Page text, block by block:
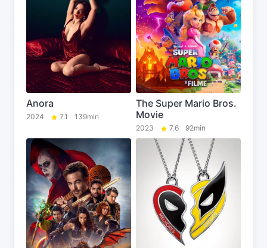
Anora
2024 7.1 139min
The Super Mario Bros.
Movie
2023 7.6 92min